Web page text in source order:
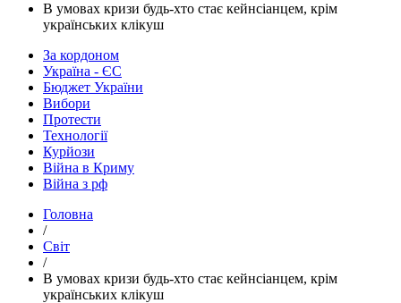
В умовах кризи будь-хто стає кейнсіанцем, крім
українських клікуш
За кордоном
Україна - ЄС
Бюджет України
Вибори
Протести
Технології
Курйози
Війна в Криму
Війна з рф
Головна
/
Світ
/
В умовах кризи будь-хто стає кейнсіанцем, крім
українських клікуш